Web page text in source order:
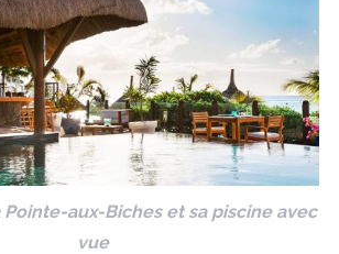
Pointe-aux-Biches et sa piscine avec
vue